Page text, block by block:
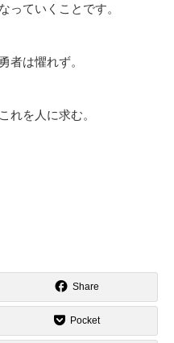
っていくことです。
者は懼れず。
れを人に求む。
Share
Pocket